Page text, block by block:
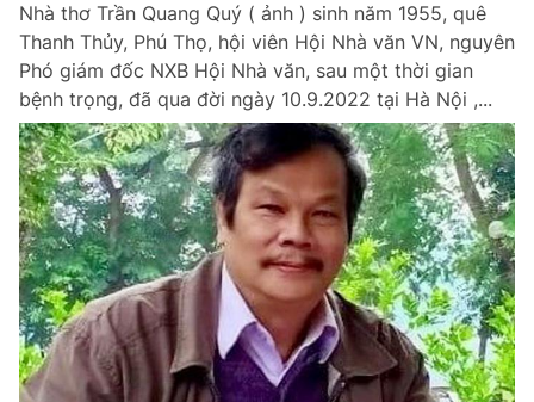
Nhà thơ Trần Quang Quý ( ảnh ) sinh năm 1955, quê
Thanh Thủy, Phú Thọ, hội viên Hội Nhà văn VN, nguyên
Phó giám đốc NXB Hội Nhà văn, sau một thời gian
bệnh trọng, đã qua đời ngày 10.9.2022 tại Hà Nội ,...